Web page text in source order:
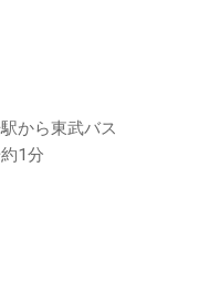
から東武バス
1分